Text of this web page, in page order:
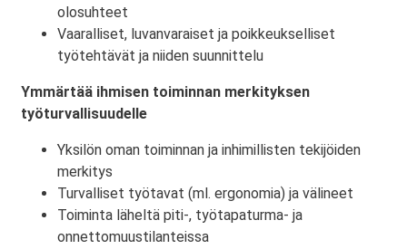
olosuhteet
Vaaralliset, luvanvaraiset ja poikkeukselliset
työtehtävät ja niiden suunnittelu
Ymmärtää ihmisen toiminnan merkityksen
työturvallisuudelle
Yksilön oman toiminnan ja inhimillisten tekijöiden
merkitys
Turvalliset työtavat (ml. ergonomia) ja välineet
Toiminta läheltä piti-, työtapaturma- ja
onnettomuustilanteissa